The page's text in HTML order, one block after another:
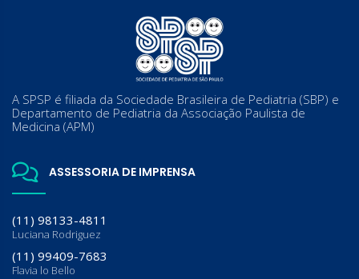
A SPSP é filiada da Sociedade Brasileira de Pediatria (SBP) e
Departamento de Pediatria da Associação Paulista de
Medicina (APM)
ASSESSORIA DE IMPRENSA
(11) 98133-4811
Luciana Rodriguez
(11) 99409-7683
Flavia lo Bello